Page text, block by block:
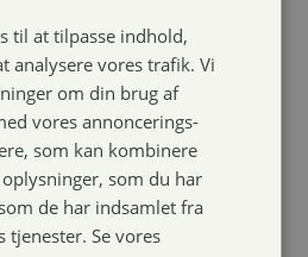
Pumpe til
Nathalie
produkter
29,00kr.
til at tilpasse indhold,
analysere vores trafik. Vi
om din brug af
vores annoncerings-
som kan kombinere
som du har
de har indsamlet fra
tjenester. Se vores